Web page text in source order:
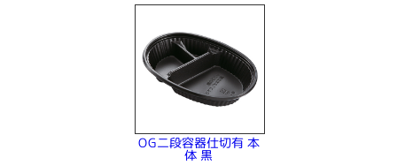
OG二段容器仕切有 本
体 黒